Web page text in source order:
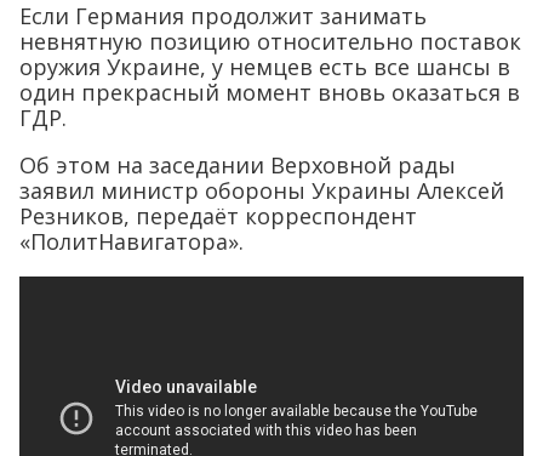
Если Германия продолжит занимать
невнятную позицию относительно поставок
оружия Украине, у немцев есть все шансы в
один прекрасный момент вновь оказаться в
ГДР.
Об этом на заседании Верховной рады
заявил министр обороны Украины Алексей
Резников, передаёт корреспондент
«ПолитНавигатора».